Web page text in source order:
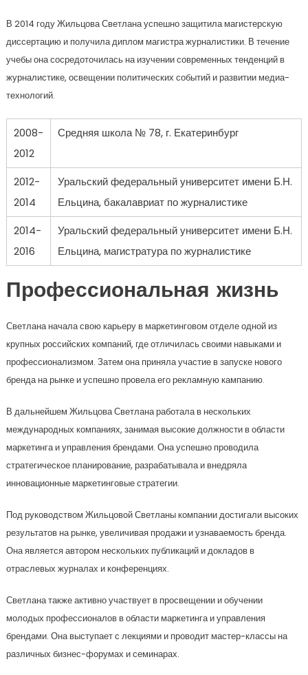
В 2014 году Жильцова Светлана успешно защитила магистерскую
диссертацию и получила диплом магистра журналистики. В течение
учебы она сосредоточилась на изучении современных тенденций в
журналистике, освещении политических событий и развитии медиа-
технологий.
2008-
2012
Средняя школа № 78, г. Екатеринбург
2012-
2014
Уральский федеральный университет имени Б.Н.
Ельцина, бакалавриат по журналистике
2014-
2016
Уральский федеральный университет имени Б.Н.
Ельцина, магистратура по журналистике
Профессиональная жизнь
Светлана начала свою карьеру в маркетинговом отделе одной из
крупных российских компаний, где отличилась своими навыками и
профессионализмом. Затем она приняла участие в запуске нового
бренда на рынке и успешно провела его рекламную кампанию.
В дальнейшем Жильцова Светлана работала в нескольких
международных компаниях, занимая высокие должности в области
маркетинга и управления брендами. Она успешно проводила
стратегическое планирование, разрабатывала и внедряла
инновационные маркетинговые стратегии.
Под руководством Жильцовой Светланы компании достигали высоких
результатов на рынке, увеличивая продажи и узнаваемость бренда.
Она является автором нескольких публикаций и докладов в
отраслевых журналах и конференциях.
Светлана также активно участвует в просвещении и обучении
молодых профессионалов в области маркетинга и управления
брендами. Она выступает с лекциями и проводит мастер-классы на
различных бизнес-форумах и семинарах.